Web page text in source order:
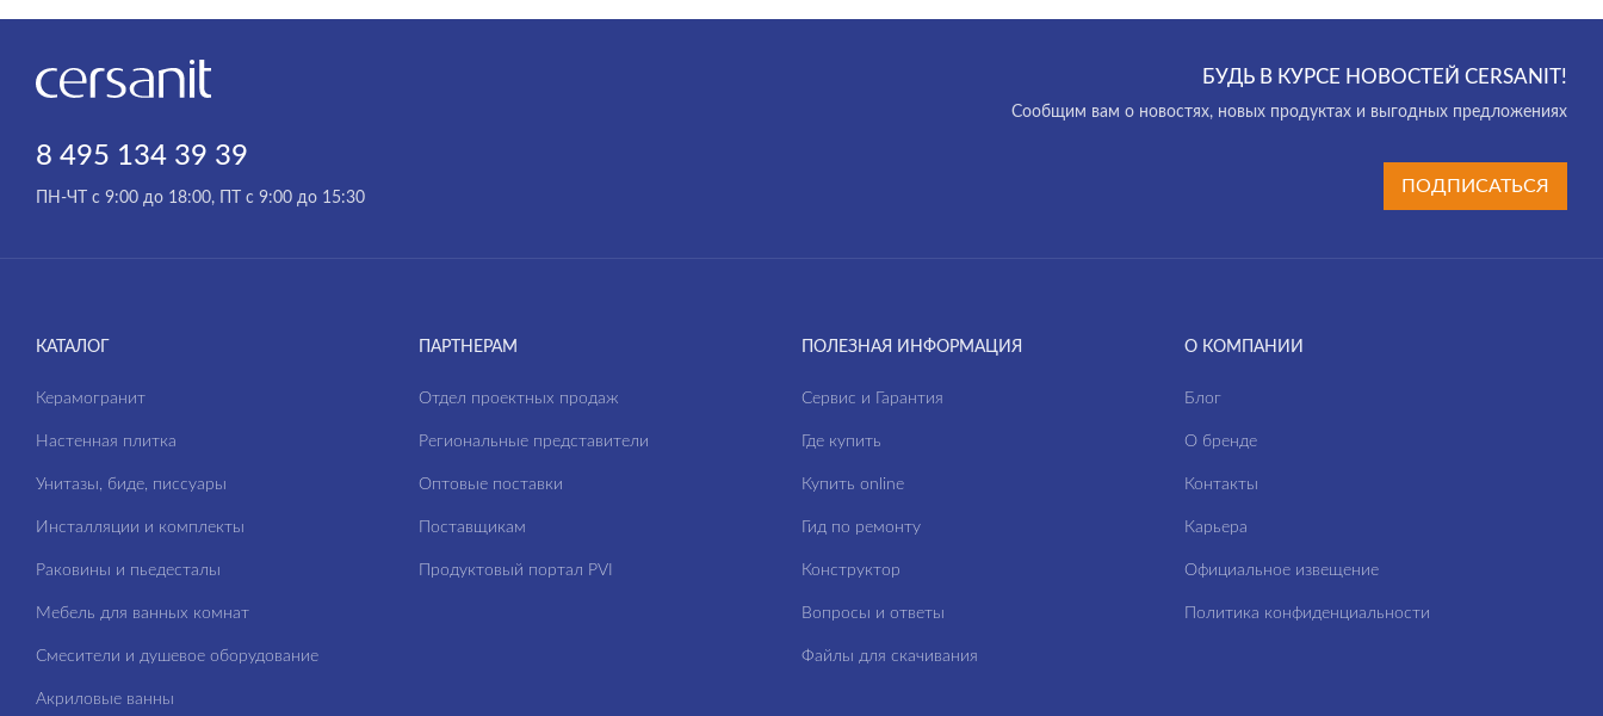
8 495 134 39 39
ПН-ЧТ с 9:00 до 18:00, ПТ с 9:00 до 15:30
КАТАЛОГ
Керамогранит
Настенная плитка
Унитазы, биде, писсуары
Инсталляции и комплекты
Раковины и пьедесталы
Мебель для ванных комнат
Смесители и душевое оборудование
Акриловые ванны
ПАРТНЕРАМ
Отдел проектных продаж
Региональные представители
Оптовые поставки
Поставщикам
Продуктовый портал PVI
ПОЛЕЗНАЯ ИНФОРМАЦИЯ
Сервис и Гарантия
Где купить
Купить online
Гид по ремонту
Конструктор
Вопросы и ответы
Файлы для скачивания
О КОМПАНИИ
Блог
О бренде
Контакты
Карьера
Официальное извещение
Политика конфиденциальности
БУДЬ В КУРСЕ НОВОСТЕЙ CERSANIT!
Cообщим вам о новостях, новых продуктах и выгодных предложениях
ПОДПИСАТЬСЯ